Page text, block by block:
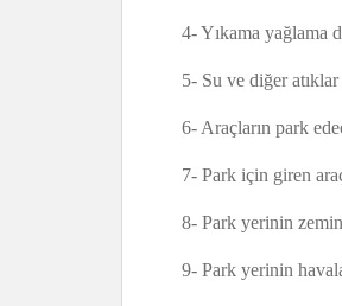
4- Yıkama yağlama
5- Su ve diğer
6- Araçların park
7- Park için giren
8- Park yerinin
9- Park yerinin